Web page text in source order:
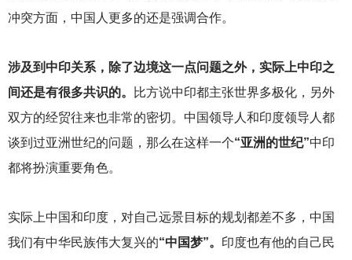
冲突方面，中国人更多的还是强调合作。
涉及到中印关系，除了边境这一点问题之外，实际上中印之
间还是有很多共识的。
比方说中印都主张世界多极化，另外
双方的经贸往来也非常的密切。中国领导人和印度领导人都
谈到过亚洲世纪的问题，那么在这样一个“亚洲的世纪”中印
都将扮演重要角色。
实际上中国和印度，对自己远景目标的规划都差不多，中国
我们有中华民族伟大复兴的“中国梦”。 印度也有他的自己民